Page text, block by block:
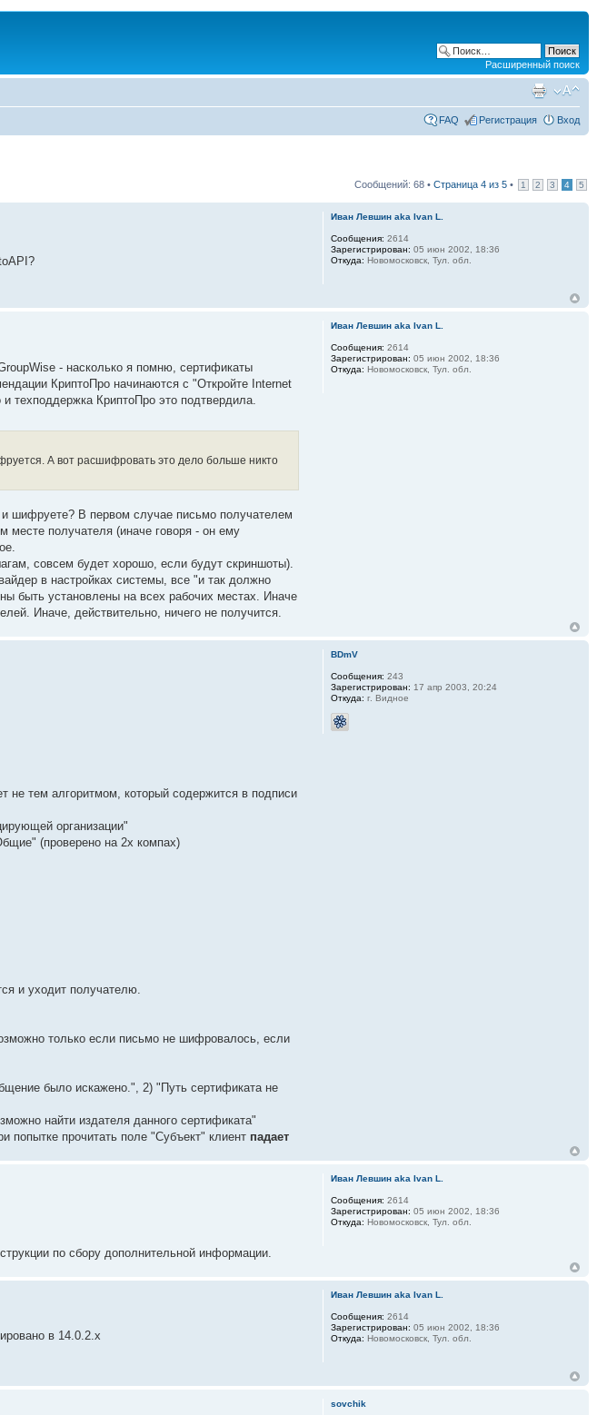
Расширенный поиск
FAQ Регистрация Вход
Сообщений: 68 • Страница 4 из 5 • 1 2 3 4 5
Иван Левшин aka Ivan L.
Сообщения: 2614
Зарегистрирован: 05 июн 2002, 18:36
Откуда: Новомосковск, Тул. обл.
- насколько я помню, сертификаты
КриптоПро начинаются с "Откройте Internet
техподдержка КриптоПро это подтвердила.
А вот расшифровать это дело больше никто
шифруете? В первом случае письмо получателем
месте получателя (иначе говоря - он ему
совсем будет хорошо, если будут скриншоты).
в настройках системы, все "и так должно
быть установлены на всех рабочих местах. Иначе
Иначе, действительно, ничего не получится.
Иван Левшин aka Ivan L.
Сообщения: 2614
Зарегистрирован: 05 июн 2002, 18:36
Откуда: Новомосковск, Тул. обл.
тем алгоритмом, который содержится в подписи
организации"
(проверено на 2х компах)
и уходит получателю.
только если письмо не шифровалось, если
было искажено.", 2) "Путь сертификата не
найти издателя данного сертификата"
попытке прочитать поле "Субъект" клиент падает
BDmV
Сообщения: 243
Зарегистрирован: 17 апр 2003, 20:24
Откуда: г. Видное
по сбору дополнительной информации.
Иван Левшин aka Ivan L.
Сообщения: 2614
Зарегистрирован: 05 июн 2002, 18:36
Откуда: Новомосковск, Тул. обл.
в 14.0.2.х
Иван Левшин aka Ivan L.
Сообщения: 2614
Зарегистрирован: 05 июн 2002, 18:36
Откуда: Новомосковск, Тул. обл.
sovchik